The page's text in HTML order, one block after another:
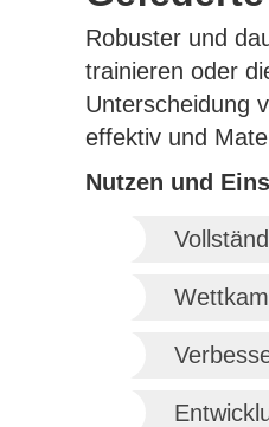
Robuster und
trainieren oder
Unterscheidung
effektiv und
Nutzen und